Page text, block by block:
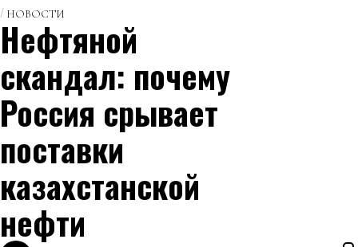
НОВОСТИ
Нефтяной
скандал: почему
Россия срывает
поставки
казахстанской
нефти